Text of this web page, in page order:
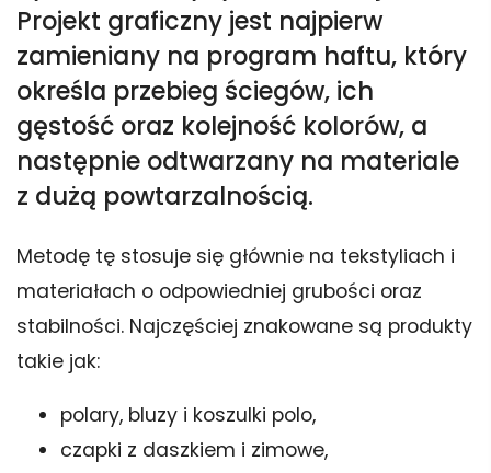
Projekt graficzny jest najpierw
zamieniany na program haftu, który
określa przebieg ściegów, ich
gęstość oraz kolejność kolorów, a
następnie odtwarzany na materiale
z dużą powtarzalnością.
Metodę tę stosuje się głównie na tekstyliach i
materiałach o odpowiedniej grubości oraz
stabilności. Najczęściej znakowane są produkty
takie jak:
polary, bluzy i koszulki polo,
czapki z daszkiem i zimowe,